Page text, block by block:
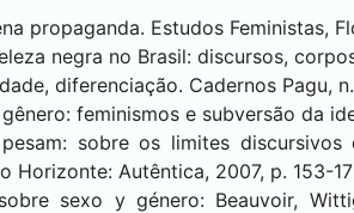
propaganda. Estudos Feministas,
negra no Brasil: discursos,
diferenciação. Cadernos Pagu,
gênero: feminismos e subversão da
pesam: sobre os limites
Horizonte: Autêntica, 2007, p. 153-
sobre sexo y género: Beauvoir,